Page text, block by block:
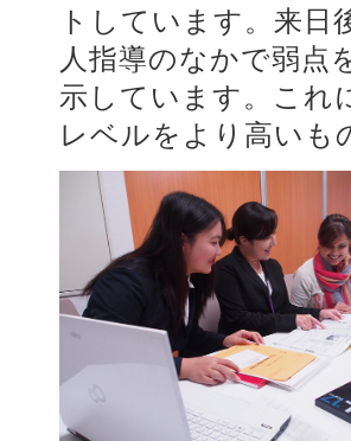
トしています。来日
人指導のなかで弱点
示しています。これ
レベルをより高いも